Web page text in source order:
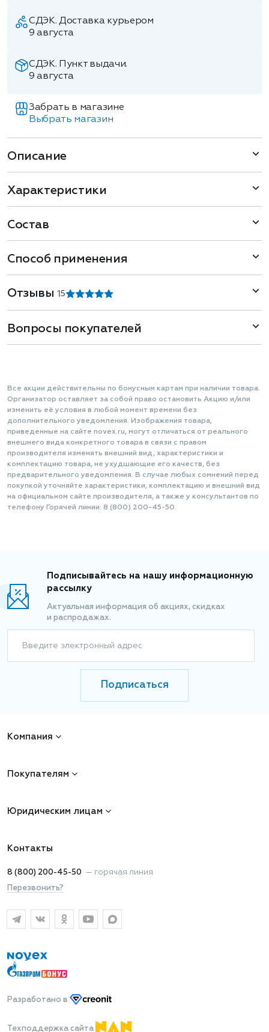
СДЭК. Доставка курьером
9 августа
СДЭК. Пункт выдачи.
9 августа
Забрать в магазине
Выбрать магазин
Описание
Характеристики
Состав
Способ применения
Отзывы1 5
Вопросы покупателей
Все акции действительны по бонусным картам при наличии товара.
Организатор оставляет за собой право остановить Акцию и/или
изменить её условия в любой момент времени без
дополнительного уведомления. Изображения товара,
приведенные на сайте novex.ru, могут отличаться от реального
внешнего вида конкретного товара в связи с правом
производителя изменять внешний вид, характеристики и
комплектацию товара, не ухудшающие его качеств, без
предварительного уведомления. В случае любых сомнений перед
покупкой уточняйте характеристики, комплектацию и внешний вид
на официальном сайте производителя, а также у консультантов по
телефону Горячей линии: 8 (800) 200-45-50.
Подписывайтесь на нашу информационную
рассылку
Актуальная информация об акциях, скидках
и распродажах.
Введите электронный адрес
Подписаться
Компания
Покупателям
Юридическим лицам
Контакты
8 (800) 200-45-50 — горячая линия
Перезвонить?
Разработано в
Техподдержка сайта